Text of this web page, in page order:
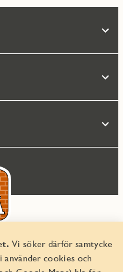
Vi söker därför samtycke
cookies och
556045-2103